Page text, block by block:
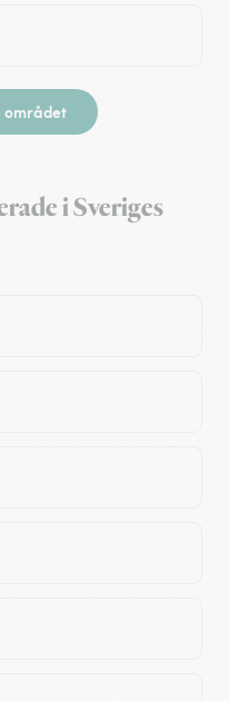
området
i Sveriges